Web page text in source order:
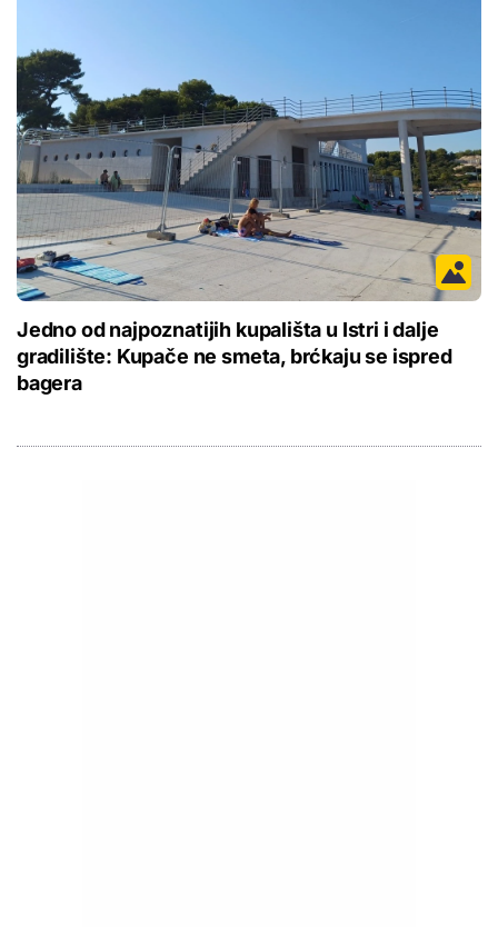
Jedno od najpoznatijih kupališta u Istri i dalje
gradilište: Kupače ne smeta, brćkaju se ispred
bagera